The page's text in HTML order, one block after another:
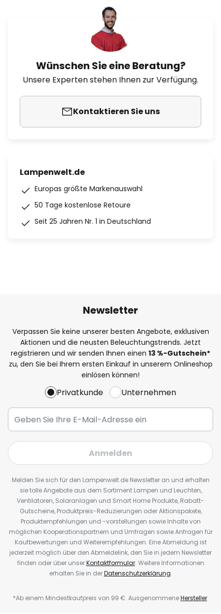
Wünschen Sie eine Beratung?
Unsere Experten stehen Ihnen zur Verfügung.
Kontaktieren Sie uns
Lampenwelt.de
Europas größte Markenauswahl
50 Tage kostenlose Retoure
Seit 25 Jahren Nr. 1 in Deutschland
Newsletter
Verpassen Sie keine unserer besten Angebote, exklusiven
Aktionen und die neusten Beleuchtungstrends. Jetzt
registrieren und wir senden Ihnen einen 13 %-Gutschein*
zu, den Sie bei Ihrem ersten Einkauf in unserem Onlineshop
einlösen können!
Privatkunde Unternehmen
Anmelden
Melden Sie sich für den Lampenwelt.de Newsletter an und erhalten
sie tolle Angebote aus dem Sortiment Lampen und Leuchten,
Ventilatoren, Solaranlagen und Smart Home Produkte, Rabatt-
Gutscheine, Produktpreis-Reduzierungen oder Aktionspakete,
Produktempfehlungen und -vorstellungen sowie Inhalte von
möglichen Kooperationspartnern und Umfragen sowie Anfragen für
Kaufbewertungen und Weiterempfehlungen. Eine Abmeldung ist
jederzeit möglich über den Abmeldelink, den Sie in jedem Newsletter
finden oder über unserKontaktformular. Weitere Informationen
erhalten Sie in derDatenschutzerklärung.
*Ab einem Mindestkaufpreis von 99 €. AusgenommeneHersteller.